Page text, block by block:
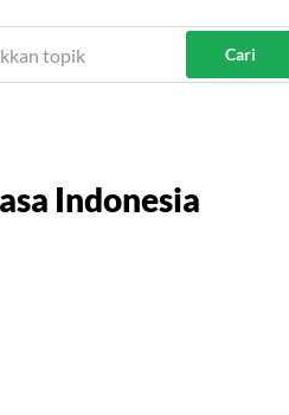
Cari
Indonesia